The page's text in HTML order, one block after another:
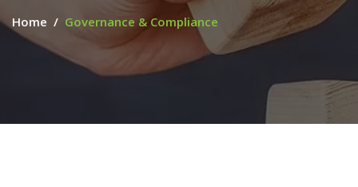
Home Governance & Compliance